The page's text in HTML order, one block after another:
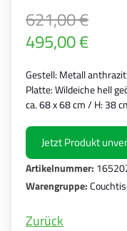
621,00 €
495,00 €
Gestell: Metall
Platte: Wildeiche hell
ca. 68 x 68 cm / H: 38
Jetzt Produkt
Artikelnummer:
Warengruppe:
Zurück